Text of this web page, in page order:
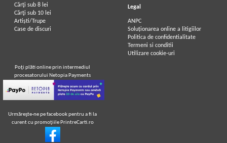
Cărţi sub 8 lei
Cărţi sub 10 lei
Artiști/Trupe
Case de discuri
Legal
ANPC
Soluționarea online a litigiilor
Politica de confidentialitate
Termeni si conditii
Utilizare cookie-uri
Poţi plăti online prin intermediul
procesatorului Netopia Payments
Urmăreşte-ne pe facebook pentru a fi la
curent cu promoţiile PrintreCarti.ro